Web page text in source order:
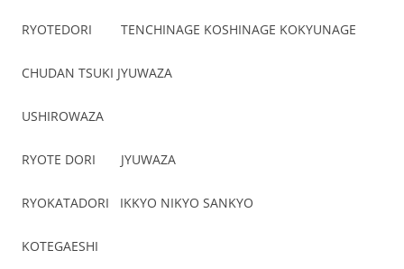
RYOTEDORI TENCHINAGE KOSHINAGE KOKYUNAGE
CHUDAN TSUKI JYUWAZA
USHIROWAZA
RYOTE DORI JYUWAZA
RYOKATADORI IKKYO NIKYO SANKYO
KOTEGAESHI